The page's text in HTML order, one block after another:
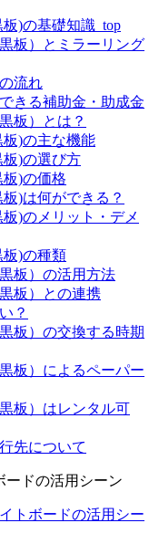
)の基礎知識_top
板）とミラーリング
流れ
きる補助金・助成金
板）とは？
)の主な機能
)の選び方
)の価格
)は何ができる？
)のメリット・デメ
)の種類
板）の活用方法
板）との連携
？
板）の交換する時期
板）によるペーパー
板）はレンタル可
先について
ードの活用シーン
トボードの活用シー